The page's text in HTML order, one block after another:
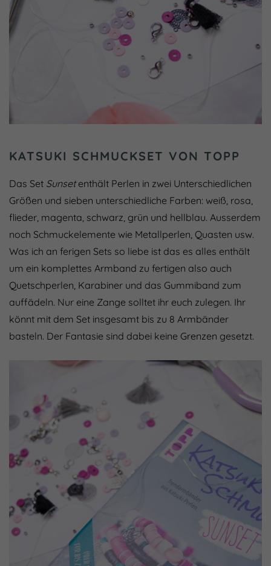
KATSUKI SCHMUCKSET VON TOPP
Das Set Sunsetenthält Perlen in zwei Unterschiedlichen
Größen und sieben unterschiedliche Farben: weiß, rosa,
flieder, magenta, schwarz, grün und hellblau. Ausserdem
noch Schmuckelemente wie Metallperlen, Quasten usw.
Was ich an ferigen Sets so liebe ist das es alles enthält
um ein komplettes Armband zu fertigen also auch
Quetschperlen, Karabiner und das Gummiband zum
auffädeln. Nur eine Zange solltet ihr euch zulegen. Ihr
könnt mit dem Set insgesamt bis zu 8 Armbänder
basteln. Der Fantasie sind dabei keine Grenzen gesetzt.